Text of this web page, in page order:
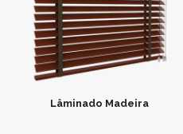
Lâminado Madeira